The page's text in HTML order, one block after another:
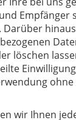
Empfänger
löschen
ohne
wir Ihnen